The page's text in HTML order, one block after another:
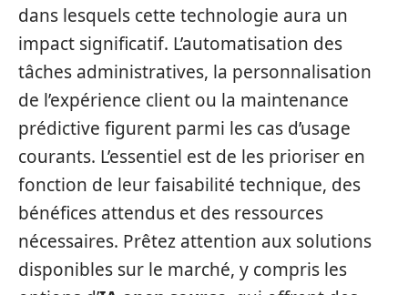
dans lesquels cette technologie aura un
impact significatif. L’automatisation des
tâches administratives, la personnalisation
de l’expérience client ou la maintenance
prédictive figurent parmi les cas d’usage
courants. L’essentiel est de les prioriser en
fonction de leur faisabilité technique, des
bénéfices attendus et des ressources
nécessaires. Prêtez attention aux solutions
disponibles sur le marché, y compris les